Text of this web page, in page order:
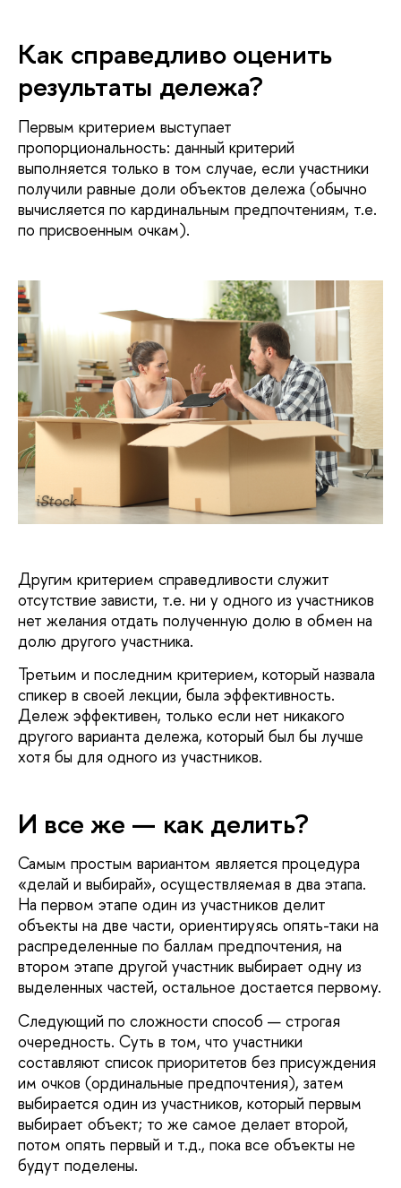
Как справедливо оценить
результаты дележа?
Первым критерием выступает
пропорциональность: данный критерий
выполняется только в том случае, если участники
получили равные доли объектов дележа (обычно
вычисляется по кардинальным предпочтениям, т.е.
по присвоенным очкам).
iStock
Другим критерием справедливости служит
отсутствие зависти, т.е. ни у одного из участников
нет желания отдать полученную долю в обмен на
долю другого участника.
Третьим и последним критерием, который назвала
спикер в своей лекции, была эффективность.
Дележ эффективен, только если нет никакого
другого варианта дележа, который был бы лучше
хотя бы для одного из участников.
И все же — как делить?
Самым простым вариантом является процедура
«делай и выбирай», осуществляемая в два этапа.
На первом этапе один из участников делит
объекты на две части, ориентируясь опять-таки на
распределенные по баллам предпочтения, на
втором этапе другой участник выбирает одну из
выделенных частей, остальное достается первому.
Следующий по сложности способ — строгая
очередность. Суть в том, что участники
составляют список приоритетов без присуждения
им очков (ординальные предпочтения), затем
выбирается один из участников, который первым
выбирает объект; то же самое делает второй,
потом опять первый и т.д., пока все объекты не
будут поделены.